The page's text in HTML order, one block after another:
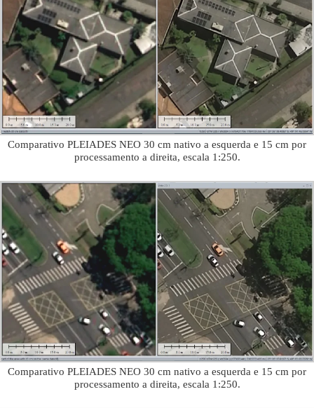
Comparativo PLEIADES NEO 30 cm nativo a esquerda e 15 cm por
processamento a direita, escala 1:250.
Comparativo PLEIADES NEO 30 cm nativo a esquerda e 15 cm por
processamento a direita, escala 1:250.